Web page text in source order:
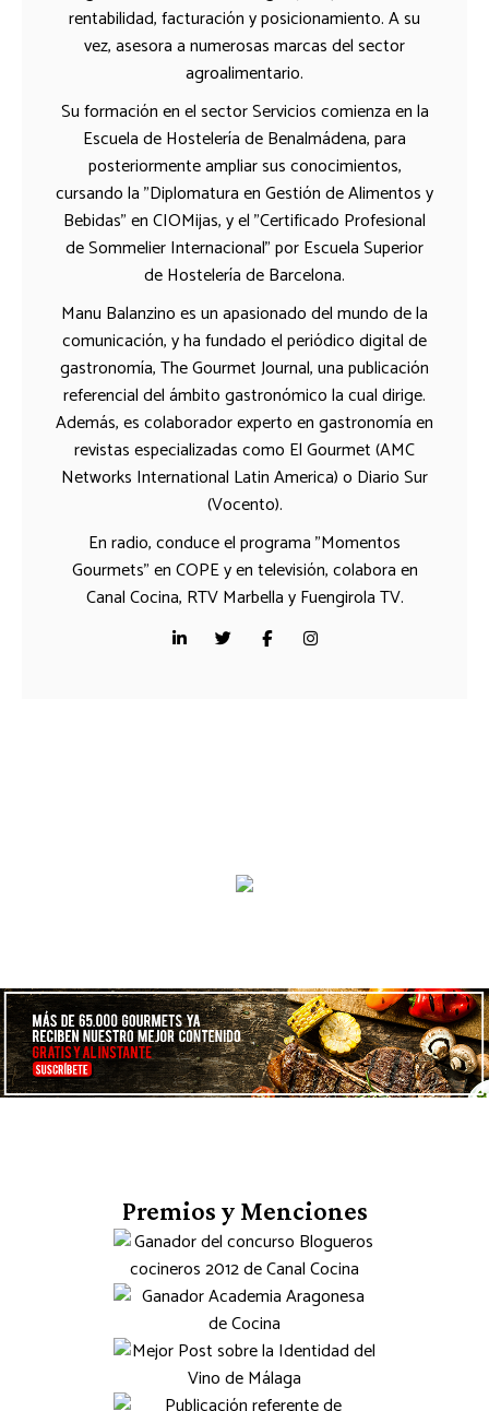
rentabilidad, facturación y posicionamiento. A su
vez, asesora a numerosas marcas del sector
agroalimentario.
Su formación en el sector Servicios comienza en la
Escuela de Hostelería de Benalmádena, para
posteriormente ampliar sus conocimientos,
cursando la "Diplomatura en Gestión de Alimentos y
Bebidas" en CIOMijas, y el "Certificado Profesional
de Sommelier Internacional" por Escuela Superior
de Hostelería de Barcelona.
Manu Balanzino es un apasionado del mundo de la
comunicación, y ha fundado el periódico digital de
gastronomía, The Gourmet Journal, una publicación
referencial del ámbito gastronómico la cual dirige.
Además, es colaborador experto en gastronomía en
revistas especializadas como El Gourmet (AMC
Networks International Latin America) o Diario Sur
(Vocento).
En radio, conduce el programa "Momentos
Gourmets" en COPE y en televisión, colabora en
Canal Cocina, RTV Marbella y Fuengirola TV.
Premios y Menciones